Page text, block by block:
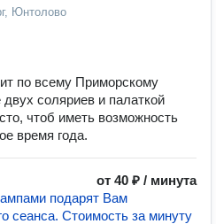
Юнтолово
по всему Приморскому
соляриев и палаткой
чтоб иметь возможность
время года.
от 40 ₽ / минута
подарят Вам
сеанса. Стоимость за минуту